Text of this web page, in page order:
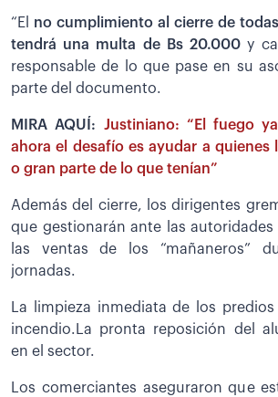
“El
no cumplimiento al cierre de
tendrá una multa de Bs 20.000y
responsable de lo que pase en su
parte del documento.
MIRA AQUÍ: Justiniano: “El fuego
ahora el desafío es ayudar a
o gran parte de lo que tenían”
Además del cierre, los dirigentes
que gestionarán ante las
las ventas de los “mañaneros”
jornadas.
La limpieza inmediata de los
incendio.La pronta reposición del
en el sector.
Los comerciantes aseguraron que